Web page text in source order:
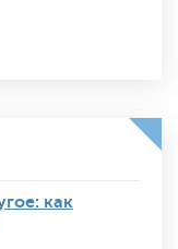
как